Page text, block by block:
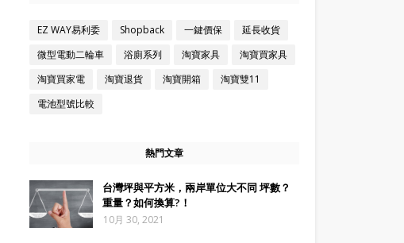
EZ WAY易利委 Shopback 一鍵價保
延長收貨
微型電動二輪車
浴廁系列 淘寶家具
淘寶買家具
淘寶買家電
淘寶退貨 淘寶開箱
淘寶雙11
電池型號比較
熱門文章
台灣坪與平方米，兩岸單位大不同 坪數？
重量？如何換算?！
10月 30, 2021